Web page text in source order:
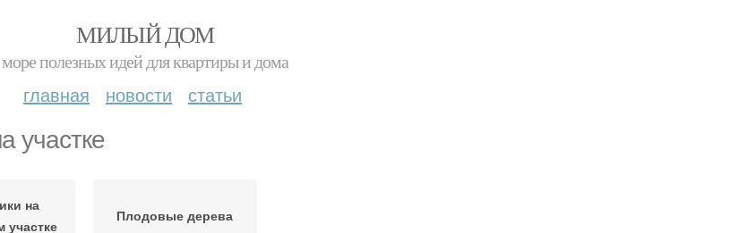
МИЛЫЙ ДОМ
море полезных идей для квартиры и дома
главная новости статьи
участке
на
Плодовые дерева